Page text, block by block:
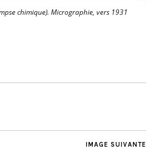
chimique). Micrographie, vers 1931
IMAGE SUIVANTE